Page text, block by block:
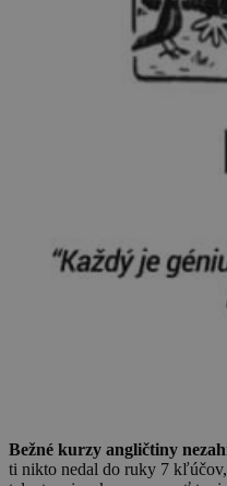
Bežné kurzy angličtiny
ti nikto nedal do ruky 7